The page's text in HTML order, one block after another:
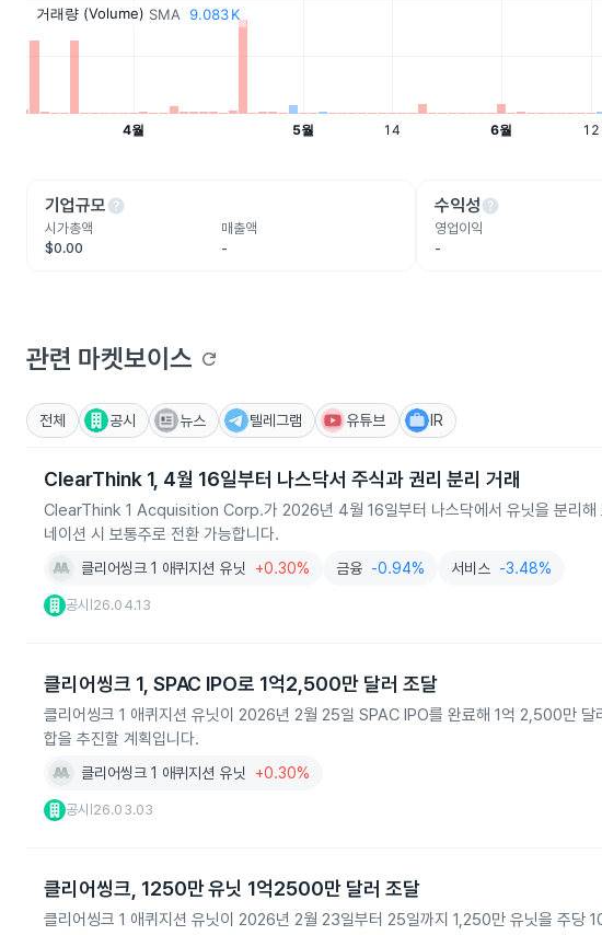
기업규모help
시가총액
$0.00
매출액
-
수익성help
영업이익
-
관련 마켓보이스 refresh
전체 공시 뉴스 텔레그램 유튜브 IR
ClearThink 1, 4월 16일부터 나스닥서 주식과 권리 분리 거래
ClearThink 1 Acquisition Corp.가 2026년 4월 16일부터 나스닥에서 유닛을 분리해
네이션 시 보통주로 전환 가능합니다.
클리어씽크 1 애퀴지션 유닛 +0.30% 금융 -0.94% 서비스 -3.48%
공시 26.04.13
클리어씽크 1, SPAC IPO로 1억2,500만 달러 조달
클리어씽크 1 애퀴지션 유닛이 2026년 2월 25일 SPAC IPO를 완료해 1억 2,500만 달
합을 추진할 계획입니다.
클리어씽크 1 애퀴지션 유닛 +0.30%
공시 26.03.03
클리어씽크, 1250만 유닛 1억2500만 달러 조달
클리어씽크 1 애퀴지션 유닛이 2026년 2월 23일부터 25일까지 1,250만 유닛을 주당